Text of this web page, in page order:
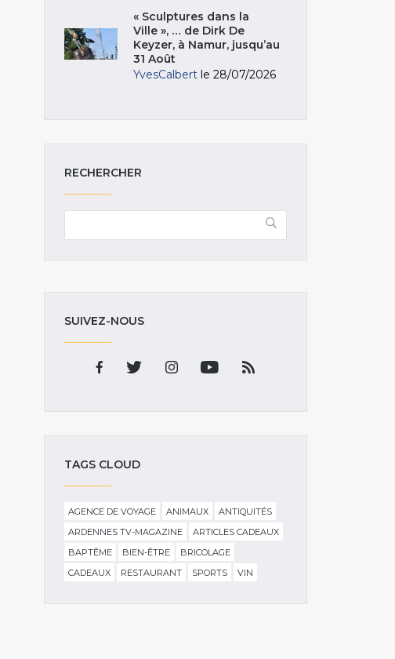
« Sculptures dans la
Ville », … de Dirk De
Keyzer, à Namur, jusqu’au
31 Août
YvesCalbert le 28/07/2026
RECHERCHER
SUIVEZ-NOUS
TAGS CLOUD
AGENCE DE VOYAGE ANIMAUX
ANTIQUITÉS
ARDENNES TV-MAGAZINE
ARTICLES CADEAUX
BAPTÊME
BIEN-ÊTRE
BRICOLAGE
CADEAUX
RESTAURANT SPORTS VIN